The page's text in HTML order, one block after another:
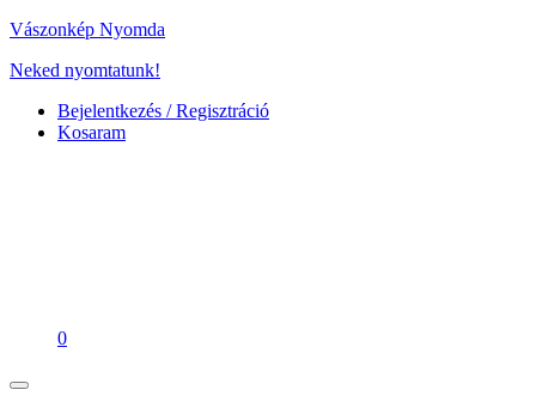
Vászonkép Nyomda
Neked nyomtatunk!
Bejelentkezés / Regisztráció
Kosaram
0